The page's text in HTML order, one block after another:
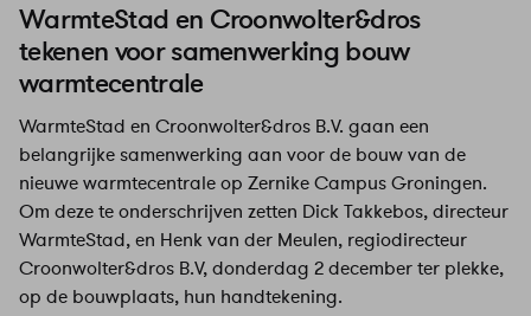
WarmteStad en Croonwolter&dros
tekenen voor samenwerking bouw
warmtecentrale
WarmteStad en Croonwolter&dros B.V. gaan een
belangrijke samenwerking aan voor de bouw van de
nieuwe warmtecentrale op Zernike Campus Groningen.
Om deze te onderschrijven zetten Dick Takkebos, directeur
WarmteStad, en Henk van der Meulen, regiodirecteur
Croonwolter&dros B.V, donderdag 2 december ter plekke,
op de bouwplaats, hun handtekening.